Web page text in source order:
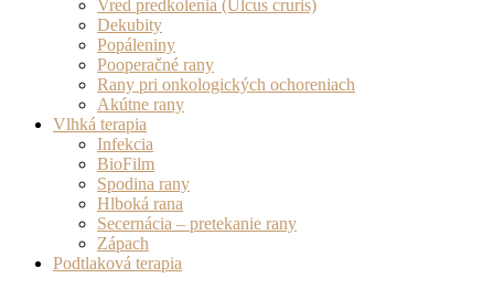
Vred predkolenia (Ulcus cruris)
Dekubity
Popáleniny
Pooperačné rany
Rany pri onkologických ochoreniach
Akútne rany
Vlhká terapia
Infekcia
BioFilm
Spodina rany
Hlboká rana
Secernácia – pretekanie rany
Zápach
Podtlaková terapia